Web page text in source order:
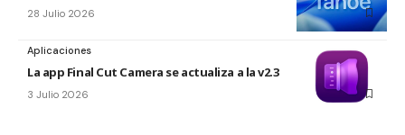
28 Julio 2026
Aplicaciones
La app Final Cut Camera se actualiza a la v2.3
3 Julio 2026